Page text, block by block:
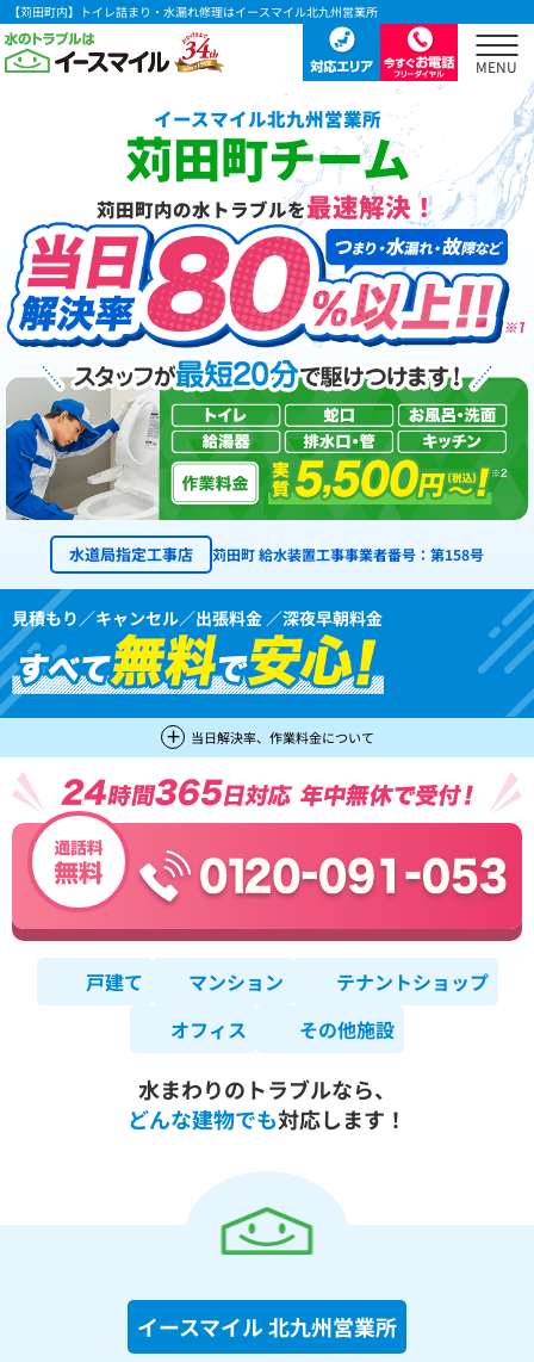
【苅田町内】トイレ詰まり・水漏れ修理はイースマイル北九州営業所
イースマイル北九州営業所
苅田町チーム
苅田町内の水トラブルを最速解決！
水道局指定工事店 苅田町 給水装置工事事業者番号：第158号
見積もり／キャンセル／出張料金 ／深夜早朝料金
当日解決率、作業料金について
戸建て マンション
テナントショップ
オフィス
その他施設
水まわりのトラブルなら、
どんな建物でも対応します！
イースマイル 北九州営業所